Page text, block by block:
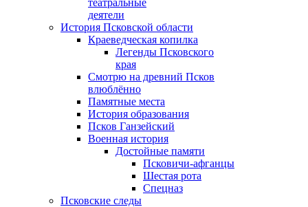
театральные
деятели
История Псковской области
Краеведческая копилка
Легенды Псковского
края
Смотрю на древний Псков
влюблённо
Памятные места
История образования
Псков Ганзейский
Военная история
Достойные памяти
Псковичи-афганцы
Шестая рота
Спецназ
Псковские следы